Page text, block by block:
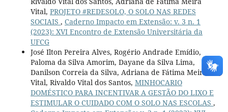
Vital, PROJETO #REDESOLO, O SOLO NAS REDES
SOCIAIS , Caderno Impacto em Extensão: v. 3 n. 1
(2023): XVI Encontro de Extensão Universitária da
UFCG
José Ilton Pereira Alves, Rogério Andrade Emídio,
Paloma da Silva Amorim, Dayane da Silva Lima,
Danilson Correia da Silva, Adriana de Fátima Meira
Vital, Rivaldo Vital dos Santos, MINHOCARIO
DOMÉSTICO PARA INCENTIVAR A GESTÃO DO LIXO E
ESTIMULAR O CUIDADO COM O SOLO NAS ESCOLAS ,